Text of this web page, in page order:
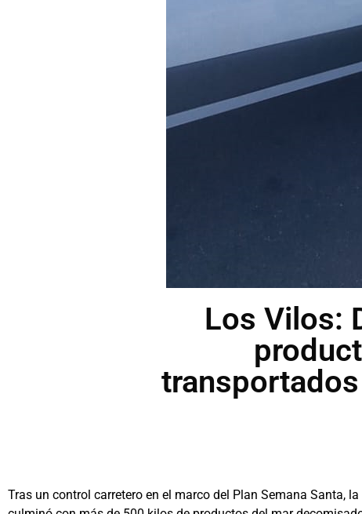
Los Vilos:
Tras un control carretero en el marco del Plan Semana Santa,